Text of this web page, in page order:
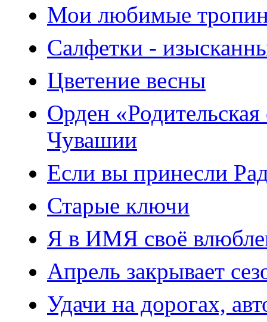
Мои любимые
Салфетки -
Цветение весны
Орден
Чувашии
Если вы принесли
Старые ключи
Я в ИМЯ своё
Апрель закрывает
Удачи на дорогах,